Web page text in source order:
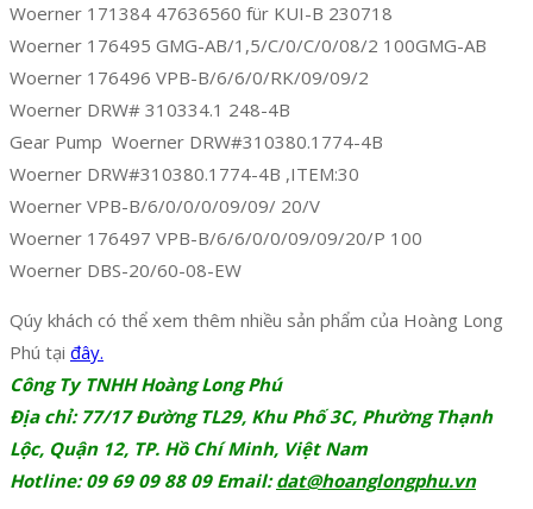
Woerner 171384 47636560 für KUI-B 230718
Woerner 176495 GMG-AB/1,5/C/0/C/0/08/2 100GMG-AB
Woerner 176496 VPB-B/6/6/0/RK/09/09/2
Woerner DRW# 310334.1 248-4B
Gear Pump Woerner DRW#310380.1774-4B
Woerner DRW#310380.1774-4B ,ITEM:30
Woerner VPB-B/6/0/0/0/09/09/ 20/V
Woerner 176497 VPB-B/6/6/0/0/09/09/20/P 100
Woerner DBS-20/60-08-EW
Qúy khách có thể xem thêm nhiều sản phẩm của Hoàng Long
Phú tại đây.
Công Ty TNHH Hoàng Long Phú
Địa chỉ: 77/17 Đường TL29, Khu Phố 3C, Phường Thạnh
Lộc, Quận 12, TP. Hồ Chí Minh, Việt Nam
Hotline: 09 69 09 88 09 Email:dat@hoanglongphu.vn